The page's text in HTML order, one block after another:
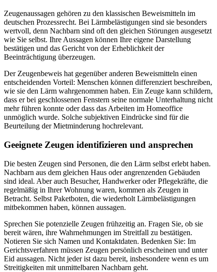
Zeugenaussagen gehören zu den klassischen Beweismitteln im
deutschen Prozessrecht. Bei Lärmbelästigungen sind sie besonders
wertvoll, denn Nachbarn sind oft den gleichen Störungen ausgesetzt
wie Sie selbst. Ihre Aussagen können Ihre eigene Darstellung
bestätigen und das Gericht von der Erheblichkeit der
Beeinträchtigung überzeugen.
Der Zeugenbeweis hat gegenüber anderen Beweismitteln einen
entscheidenden Vorteil: Menschen können differenziert beschreiben,
wie sie den Lärm wahrgenommen haben. Ein Zeuge kann schildern,
dass er bei geschlossenen Fenstern seine normale Unterhaltung nicht
mehr führen konnte oder dass das Arbeiten im Homeoffice
unmöglich wurde. Solche subjektiven Eindrücke sind für die
Beurteilung der Mietminderung hochrelevant.
Geeignete Zeugen identifizieren und ansprechen
Die besten Zeugen sind Personen, die den Lärm selbst erlebt haben.
Nachbarn aus dem gleichen Haus oder angrenzenden Gebäuden
sind ideal. Aber auch Besucher, Handwerker oder Pflegekräfte, die
regelmäßig in Ihrer Wohnung waren, kommen als Zeugen in
Betracht. Selbst Paketboten, die wiederholt Lärmbelästigungen
mitbekommen haben, können aussagen.
Sprechen Sie potenzielle Zeugen frühzeitig an. Fragen Sie, ob sie
bereit wären, ihre Wahrnehmungen im Streitfall zu bestätigen.
Notieren Sie sich Namen und Kontaktdaten. Bedenken Sie: Im
Gerichtsverfahren müssen Zeugen persönlich erscheinen und unter
Eid aussagen. Nicht jeder ist dazu bereit, insbesondere wenn es um
Streitigkeiten mit unmittelbaren Nachbarn geht.